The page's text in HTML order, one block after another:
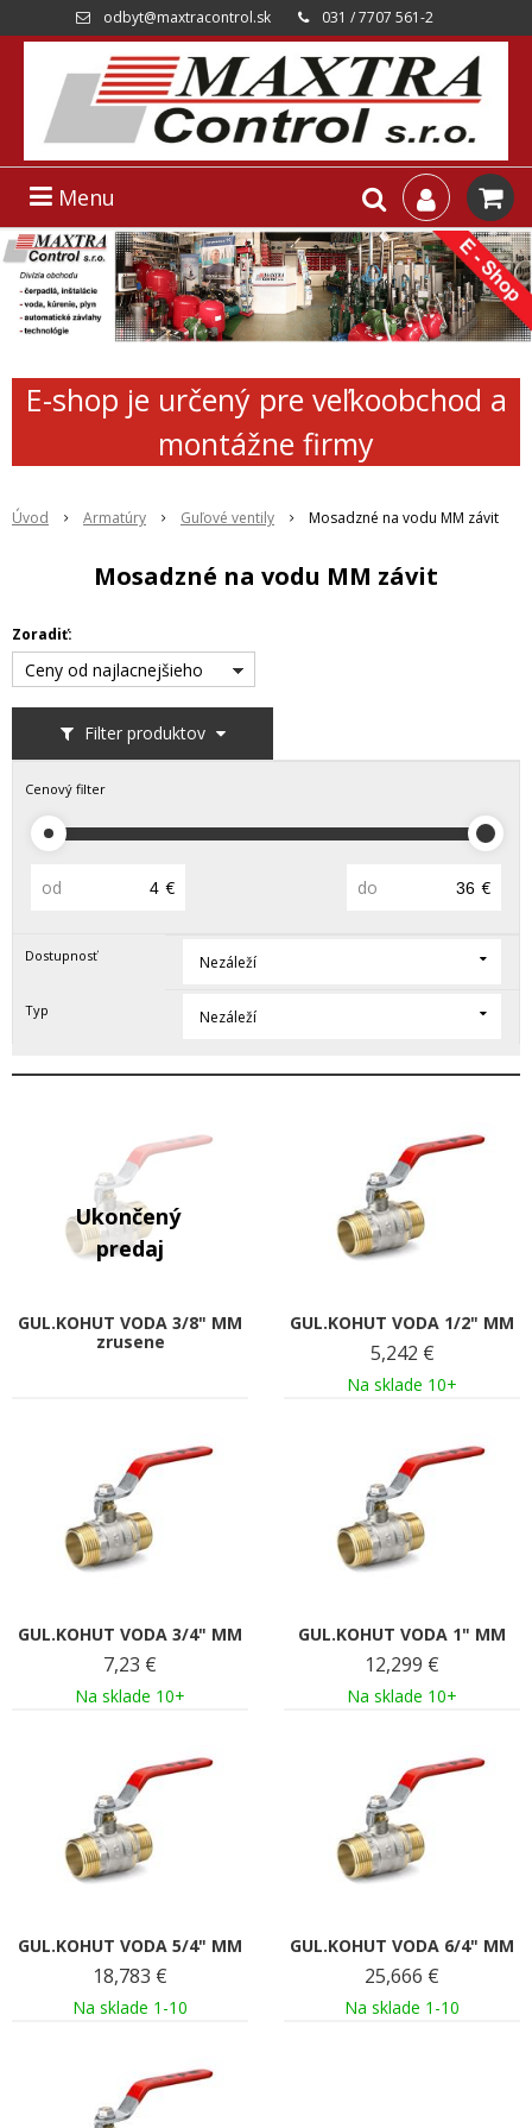
odbyt@maxtracontrol.sk 031 / 7707 561-2
Menu
E-shop je určený pre veľkoobchod a
montážne firmy
Úvod Armatúry Guľové ventily Mosadzné na vodu MM závit
Mosadzné na vodu MM závit
Filter produktov
Zoradiť:
Ceny od najlacnejšieho
Cenový filter
od € do €
Dostupnosť Nezáleží
Typ Nezáleží
GUL.KOHUT VODA 3/8" MM
zrusene
GUL.KOHUT VODA 1/2" MM
5,242 €
Na sklade 10+
GUL.KOHUT VODA 3/4" MM
7,23 €
Na sklade 10+
GUL.KOHUT VODA 1" MM
12,299 €
Na sklade 10+
GUL.KOHUT VODA 5/4" MM
18,783 €
Na sklade 1-10
GUL.KOHUT VODA 6/4" MM
25,666 €
Na sklade 1-10